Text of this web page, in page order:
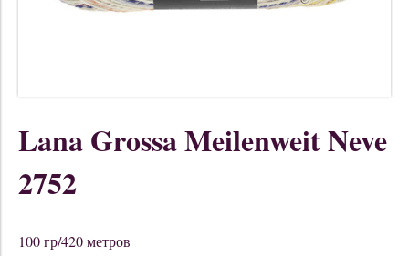
Lana Grossa Meilenweit Neve
2752
100 гр/420 метров